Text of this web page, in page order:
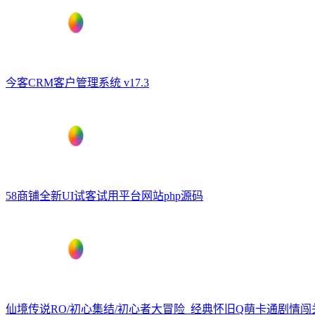
今客CRM客户管理系统 v17.3
58商铺全新UI试客试用平台网站php源码
仙境传说RO/初心集结/初心者大冒险_经典怀旧Q萌卡通剧情闯